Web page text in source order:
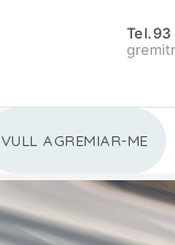
Tel.93
VULL AGREMIAR-ME